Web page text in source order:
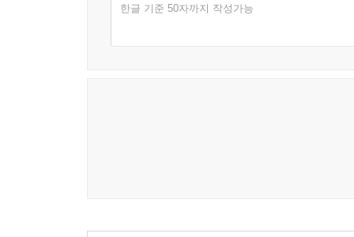
한글 기준 50자까지 작성가능